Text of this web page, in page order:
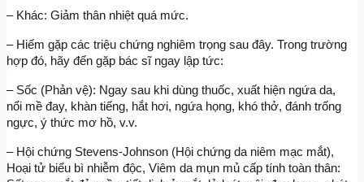
– Khác: Giảm thân nhiệt quá mức.
– Hiếm gặp các triệu chứng nghiêm trọng sau đây. Trong trường
hợp đó, hãy đến gặp bác sĩ ngay lập tức:
– Sốc (Phản vệ): Ngay sau khi dùng thuốc, xuất hiện ngứa da,
nổi mề đay, khàn tiếng, hắt hơi, ngứa họng, khó thở, đánh trống
ngực, ý thức mơ hồ, v.v.
– Hội chứng Stevens-Johnson (Hội chứng da niêm mạc mắt),
Hoại tử biểu bì nhiễm độc, Viêm da mụn mủ cấp tính toàn thân: